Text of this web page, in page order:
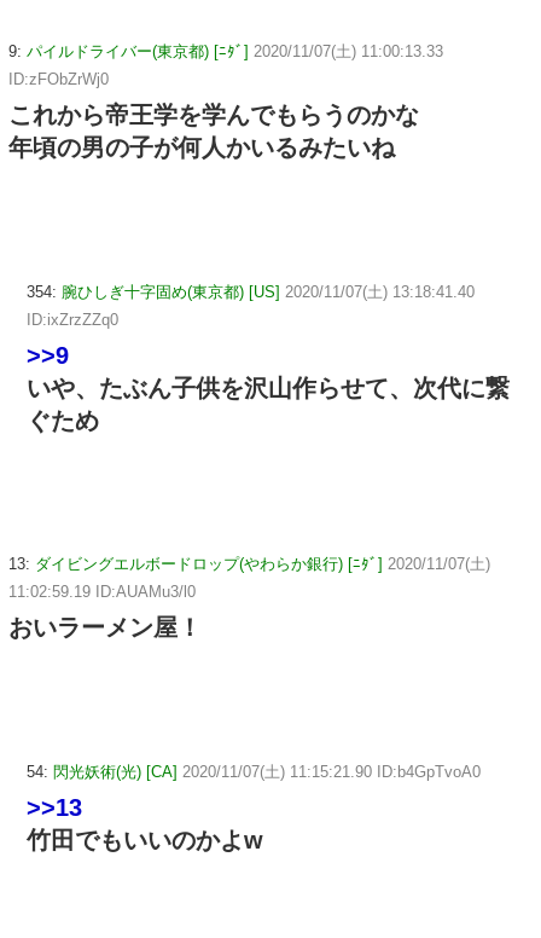
9: パイルドライバー(東京都) [ﾆﾀﾞ] 2020/11/07(土) 11:00:13.33
ID:zFObZrWj0
これから帝王学を学んでもらうのかな
年頃の男の子が何人かいるみたいね
354: 腕ひしぎ十字固め(東京都) [US] 2020/11/07(土) 13:18:41.40
ID:ixZrzZZq0
>>9
いや、たぶん子供を沢山作らせて、次代に繋
ぐため
13: ダイビングエルボードロップ(やわらか銀行) [ﾆﾀﾞ] 2020/11/07(土)
11:02:59.19 ID:AUAMu3/l0
おいラーメン屋！
54: 閃光妖術(光) [CA] 2020/11/07(土) 11:15:21.90 ID:b4GpTvoA0
>>13
竹田でもいいのかよw